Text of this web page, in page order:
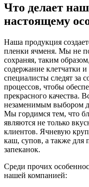
Что делает
настоящему
Наша продукция
пленки ячменя. Мы не
сохраняя, таким
содержание клетчатки
специалисты следят за
процессов, чтобы
прекрасного качества.
незаменимым выбором
Мы гордимся тем, что
являются не только
клиентов. Ячневую
каш, супов, а также для
запеканок.
Среди прочих
нашей компанией: